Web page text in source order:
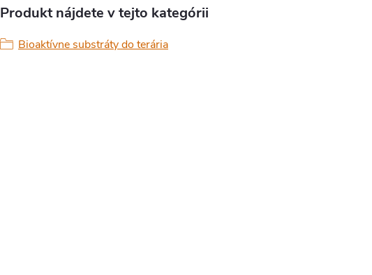
Produkt nájdete v tejto kategórii
Bioaktívne substráty do terária